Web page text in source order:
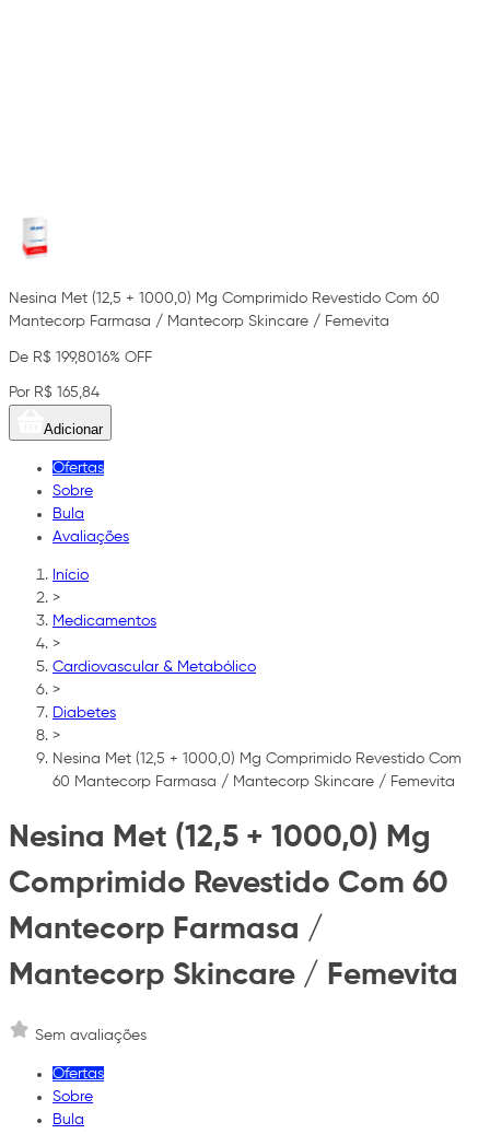
Nesina Met (12,5 + 1000,0) Mg Comprimido Revestido Com 60
Mantecorp Farmasa / Mantecorp Skincare / Femevita
De R$ 199,8016% OFF
Por R$ 165,84
Adicionar
Ofertas
Sobre
Bula
Avaliações
Início
>
Medicamentos
>
Cardiovascular & Metabólico
>
Diabetes
>
Nesina Met (12,5 + 1000,0) Mg Comprimido Revestido Com
60 Mantecorp Farmasa / Mantecorp Skincare / Femevita
Nesina Met (12,5 + 1000,0) Mg
Comprimido Revestido Com 60
Mantecorp Farmasa /
Mantecorp Skincare / Femevita
Sem avaliações
Ofertas
Sobre
Bula